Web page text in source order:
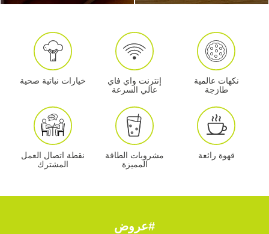
نكهات عالمية
طازجة
إنترنت واي فاي
عالي السرعة
خيارات نباتية صحية
قهوة رائعة
مشروبات الطاقة
المميزة
نقطة اتصال العمل
المشترك
#عروض